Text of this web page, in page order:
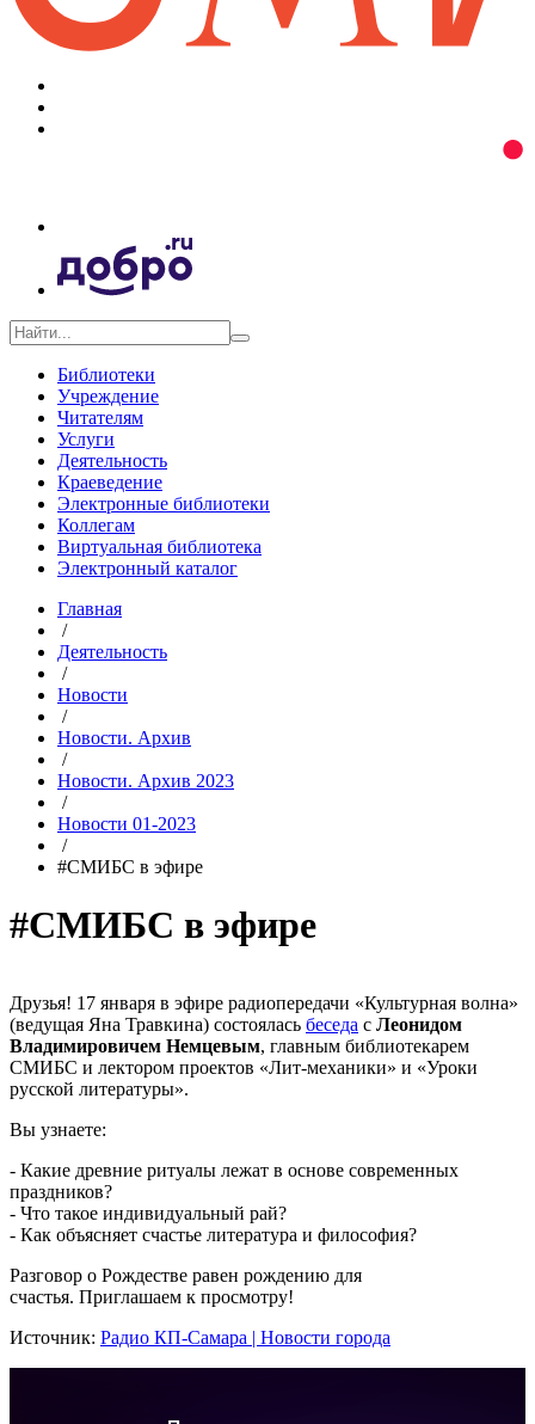
Библиотеки
Учреждение
Читателям
Услуги
Деятельность
Краеведение
Электронные библиотеки
Коллегам
Виртуальная библиотека
Электронный каталог
Главная
/
Деятельность
/
Новости
/
Новости. Архив
/
Новости. Архив 2023
/
Новости 01-2023
/
#СМИБС в эфире
#СМИБС в эфире
Друзья! 17 января в эфире радиопередачи «Культурная волна»
(ведущая Яна Травкина) состоялась беседа с Леонидом
Владимировичем Немцевым, главным библиотекарем
СМИБС и лектором проектов «Лит-механики» и «Уроки
русской литературы».
Вы узнаете:
- Какие древние ритуалы лежат в основе современных
праздников?
- Что такое индивидуальный рай?
- Как объясняет счастье литература и философия?
Разговор о Рождестве равен рождению для
счастья. Приглашаем к просмотру!
Источник: Радио КП-Самара | Новости города